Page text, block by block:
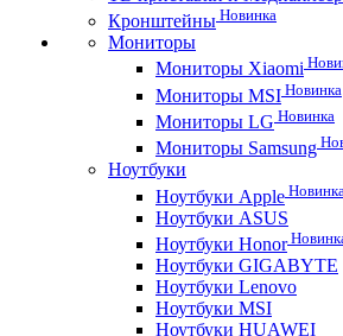
Кронштейны Новинка
Мониторы
Мониторы Xiaomi
Мониторы MSI Новинка
Мониторы LG Новинка
Мониторы Samsung
Ноутбуки
Ноутбуки Apple Новинка
Ноутбуки ASUS
Ноутбуки Honor
Ноутбуки GIGABYTE
Ноутбуки Lenovo
Ноутбуки MSI
Ноутбуки HUAWEI